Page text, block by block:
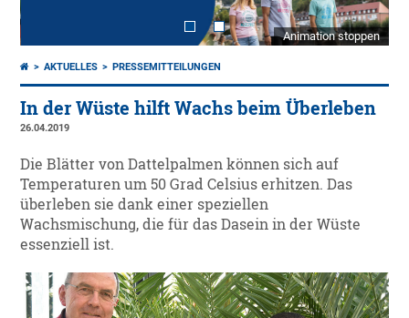
Animation stoppen
AKTUELLES PRESSEMITTEILUNGEN
In der Wüste hilft Wachs beim Überleben
26.04.2019
Die Blätter von Dattelpalmen können sich auf
Temperaturen um 50 Grad Celsius erhitzen. Das
überleben sie dank einer speziellen
Wachsmischung, die für das Dasein in der Wüste
essenziell ist.